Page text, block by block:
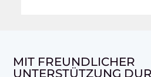
MIT FREUNDLICHER
UNTERSTÜTZUNG